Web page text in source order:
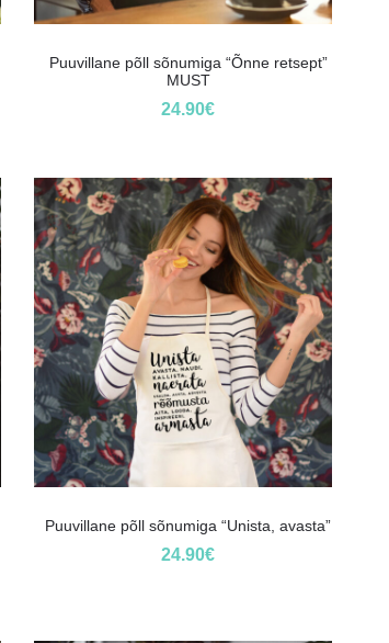
Puuvillane põll sõnumiga “Õnne retsept”
MUST
24.90€
Puuvillane põll sõnumiga “Unista, avasta”
24.90€